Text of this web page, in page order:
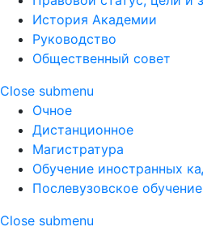
История Академии
Руководство
Общественный совет
Close submenu
Очное
Дистанционное
Магистратура
Обучение иностранных
Послевузовское обучение
Close submenu